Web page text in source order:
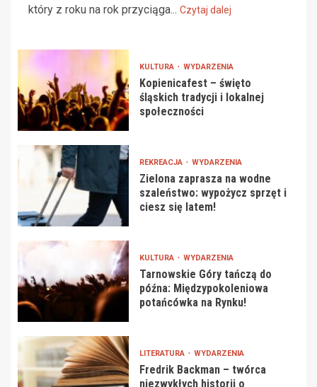
który z roku na rok przyciąga... Czytaj dalej
KULTURA WYDARZENIA
Kopienicafest – święto
śląskich tradycji i lokalnej
społeczności
REKREACJA WYDARZENIA
Zielona zaprasza na wodne
szaleństwo: wypożycz sprzęt i
ciesz się latem!
KULTURA WYDARZENIA
Tarnowskie Góry tańczą do
późna: Międzypokoleniowa
potańcówka na Rynku!
LITERATURA WYDARZENIA
Fredrik Backman – twórca
niezwykłych historii o